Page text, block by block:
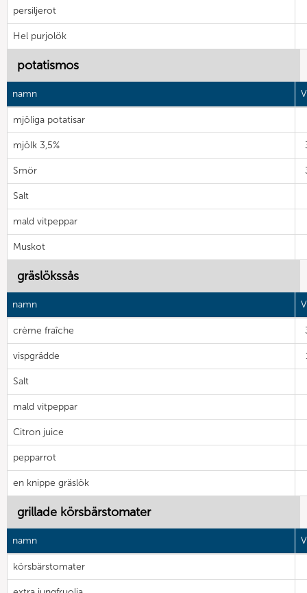
persiljerot
Hel purjolök
potatismos
namn
mjöliga potatisar
mjölk 3,5%
Smör
Salt
mald vitpeppar
Muskot
gräslökssås
namn
crème fraîche
vispgrädde
Salt
mald vitpeppar
Citron juice
pepparrot
en knippe gräslök
grillade körsbärstomater
namn
körsbärstomater